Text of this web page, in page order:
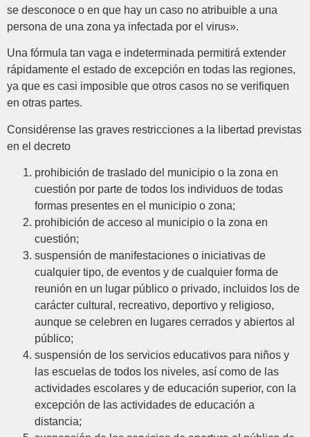
se desconoce o en que hay un caso no atribuible a una
persona de una zona ya infectada por el virus».
Una fórmula tan vaga e indeterminada permitirá extender
rápidamente el estado de excepción en todas las regiones,
ya que es casi imposible que otros casos no se verifiquen
en otras partes.
Considérense las graves restricciones a la libertad previstas
en el decreto
prohibición de traslado del municipio o la zona en
cuestión por parte de todos los individuos de todas
formas presentes en el municipio o zona;
prohibición de acceso al municipio o la zona en
cuestión;
suspensión de manifestaciones o iniciativas de
cualquier tipo, de eventos y de cualquier forma de
reunión en un lugar público o privado, incluidos los de
carácter cultural, recreativo, deportivo y religioso,
aunque se celebren en lugares cerrados y abiertos al
público;
suspensión de los servicios educativos para niños y
las escuelas de todos los niveles, así como de las
actividades escolares y de educación superior, con la
excepción de las actividades de educación a
distancia;